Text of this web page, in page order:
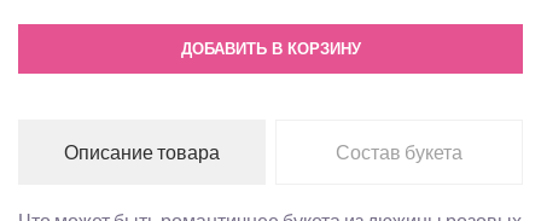
ДОБАВИТЬ В КОРЗИНУ
Описание товара Состав букета